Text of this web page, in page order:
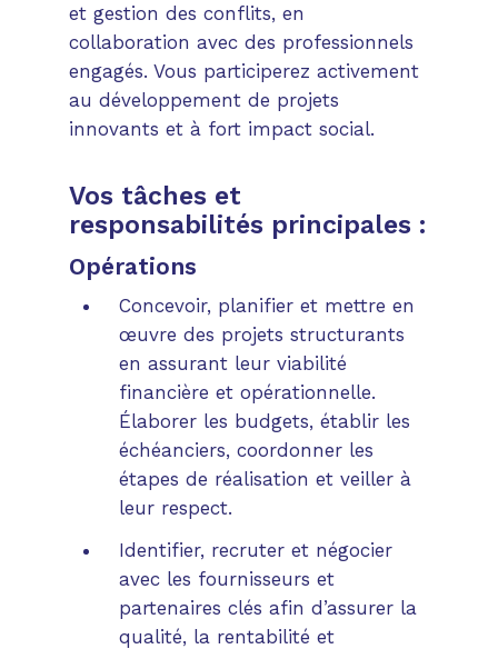
et gestion des conflits, en
collaboration avec des professionnels
engagés. Vous participerez activement
au développement de projets
innovants et à fort impact social.
Vos tâches et
responsabilités principales :
Opérations
Concevoir, planifier et mettre en
œuvre des projets structurants
en assurant leur viabilité
financière et opérationnelle.
Élaborer les budgets, établir les
échéanciers, coordonner les
étapes de réalisation et veiller à
leur respect.
Identifier, recruter et négocier
avec les fournisseurs et
partenaires clés afin d’assurer la
qualité, la rentabilité et